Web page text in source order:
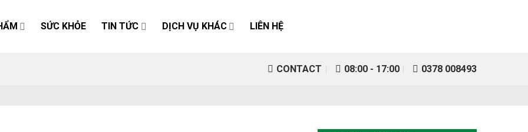
SỨC KHỎE TIN TỨC DỊCH VỤ KHÁC LIÊN HỆ
CONTACT 08:00 - 17:00 0378 008493